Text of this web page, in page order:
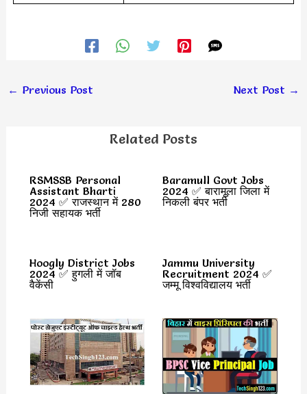
← Previous Post Next Post →
Related Posts
RSMSSB Personal
Assistant Bharti
2024 ✅ राजस्थान में 280
निजी सहायक भर्ती
Baramull Govt Jobs
2024 ✅ बारामूला जिला में
निकली बंपर भर्ती
Hoogly District Jobs
2024 ✅ हुगली में जॉब
वैकेंसी
Jammu University
Recruitment 2024 ✅
जम्मू विश्वविद्यालय भर्ती